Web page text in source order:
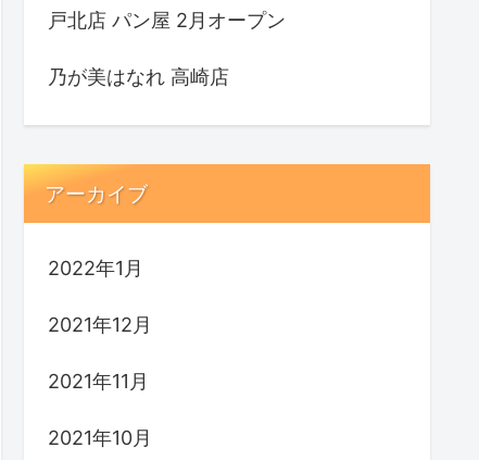
戸北店 パン屋 2月オープン
乃が美はなれ 高崎店
アーカイブ
2022年1月
2021年12月
2021年11月
2021年10月